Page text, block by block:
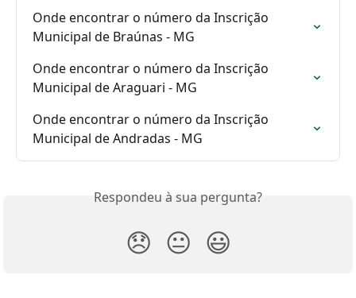
Onde encontrar o número da Inscrição
Municipal de Braúnas - MG
Onde encontrar o número da Inscrição
Municipal de Araguari - MG
Onde encontrar o número da Inscrição
Municipal de Andradas - MG
Respondeu à sua pergunta?
😞 😐 😃